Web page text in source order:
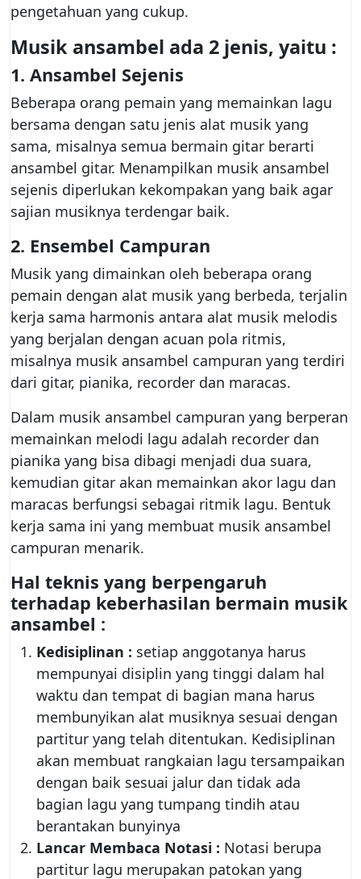
pengetahuan yang cukup.
Musik ansambel ada 2 jenis, yaitu :
1. Ansambel Sejenis
Beberapa orang pemain yang memainkan lagu
bersama dengan satu jenis alat musik yang
sama, misalnya semua bermain gitar berarti
ansambel gitar. Menampilkan musik ansambel
sejenis diperlukan kekompakan yang baik agar
sajian musiknya terdengar baik.
2. Ensembel Campuran
Musik yang dimainkan oleh beberapa orang
pemain dengan alat musik yang berbeda, terjalin
kerja sama harmonis antara alat musik melodis
yang berjalan dengan acuan pola ritmis,
misalnya musik ansambel campuran yang terdiri
dari gitar, pianika, recorder dan maracas.
Dalam musik ansambel campuran yang berperan
memainkan melodi lagu adalah recorder dan
pianika yang bisa dibagi menjadi dua suara,
kemudian gitar akan memainkan akor lagu dan
maracas berfungsi sebagai ritmik lagu. Bentuk
kerja sama ini yang membuat musik ansambel
campuran menarik.
Hal teknis yang berpengaruh
terhadap keberhasilan bermain musik
ansambel :
Kedisiplinan : setiap anggotanya harus
mempunyai disiplin yang tinggi dalam hal
waktu dan tempat di bagian mana harus
membunyikan alat musiknya sesuai dengan
partitur yang telah ditentukan. Kedisiplinan
akan membuat rangkaian lagu tersampaikan
dengan baik sesuai jalur dan tidak ada
bagian lagu yang tumpang tindih atau
berantakan bunyinya
Lancar Membaca Notasi : Notasi berupa
partitur lagu merupakan patokan yang